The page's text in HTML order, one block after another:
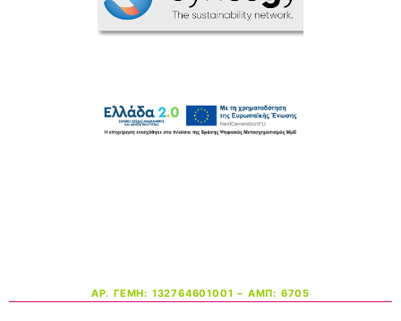
ΑΡ. ΓΕΜΗ: 132764601001 – ΑΜΠ: 6705